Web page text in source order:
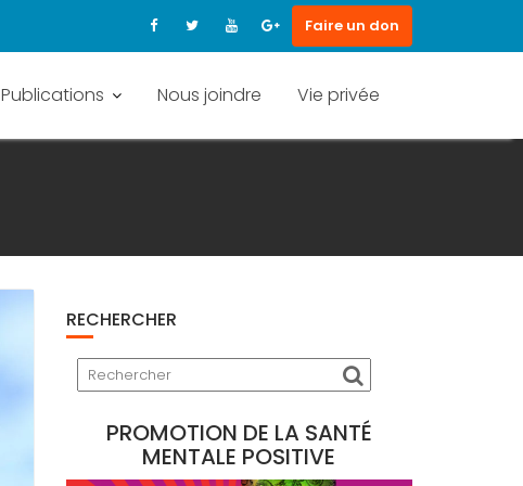
Faire un don
Publications Nous joindre Vie privée
RECHERCHER
PROMOTION DE LA SANTÉ
MENTALE POSITIVE